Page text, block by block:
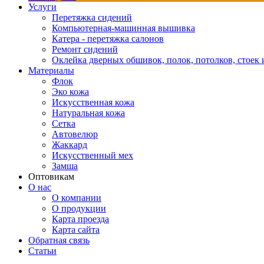
Услуги
Перетяжка сидений
Компьютерная-машинная вышивка
Катера - перетяжка салонов
Ремонт сидений
Оклейка дверных обшивок, полок, потолков, стоек
Материалы
Флок
Эко кожа
Искусственная кожа
Натуральная кожа
Сетка
Автовелюр
Жаккард
Искусственный мех
Замша
Оптовикам
О нас
О компании
О продукции
Карта проезда
Карта сайта
Обратная связь
Статьи